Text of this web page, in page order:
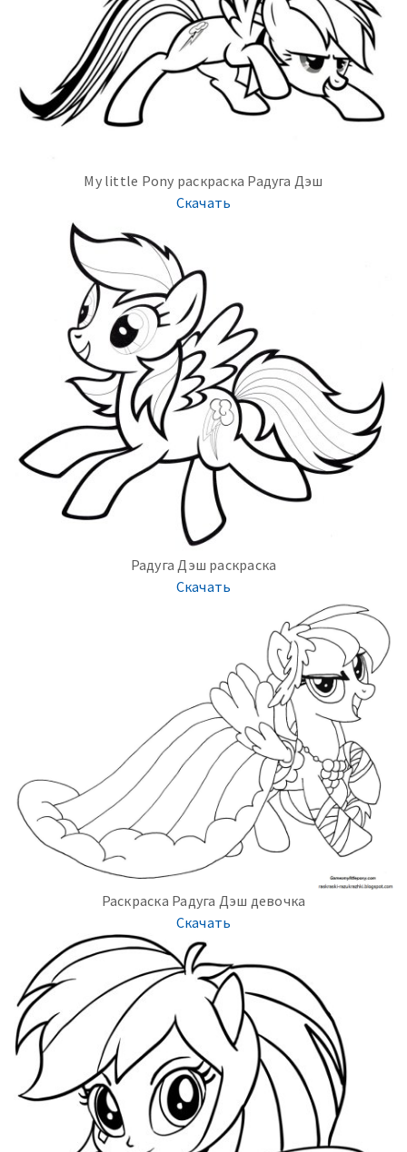
My little Pony раскраска Радуга Дэш
Скачать
Радуга Дэш раскраска
Скачать
Раскраска Радуга Дэш девочка
Скачать